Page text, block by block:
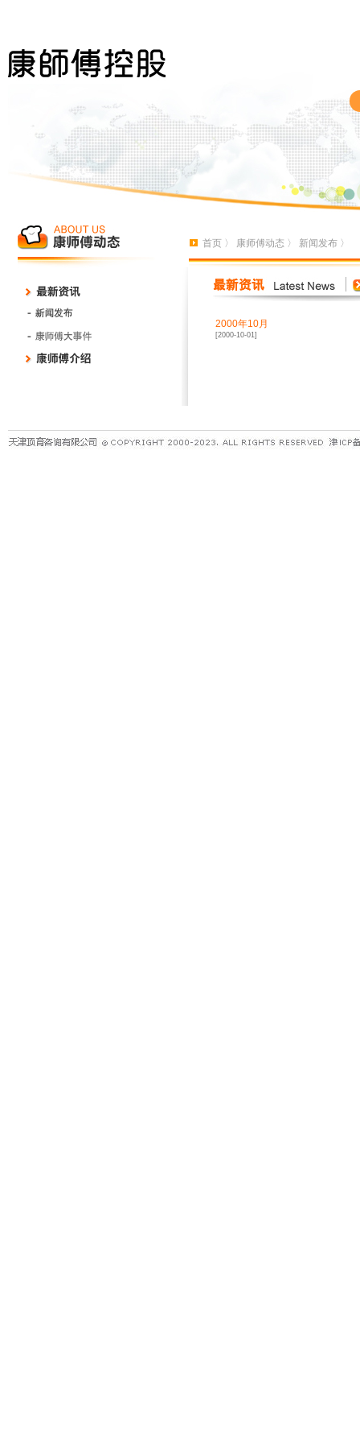
首页 〉 康师傅动态 〉 新闻发布 〉
2000年10月
[2000-10-01]